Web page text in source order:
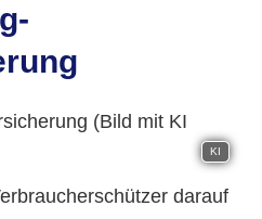
KI
darauf